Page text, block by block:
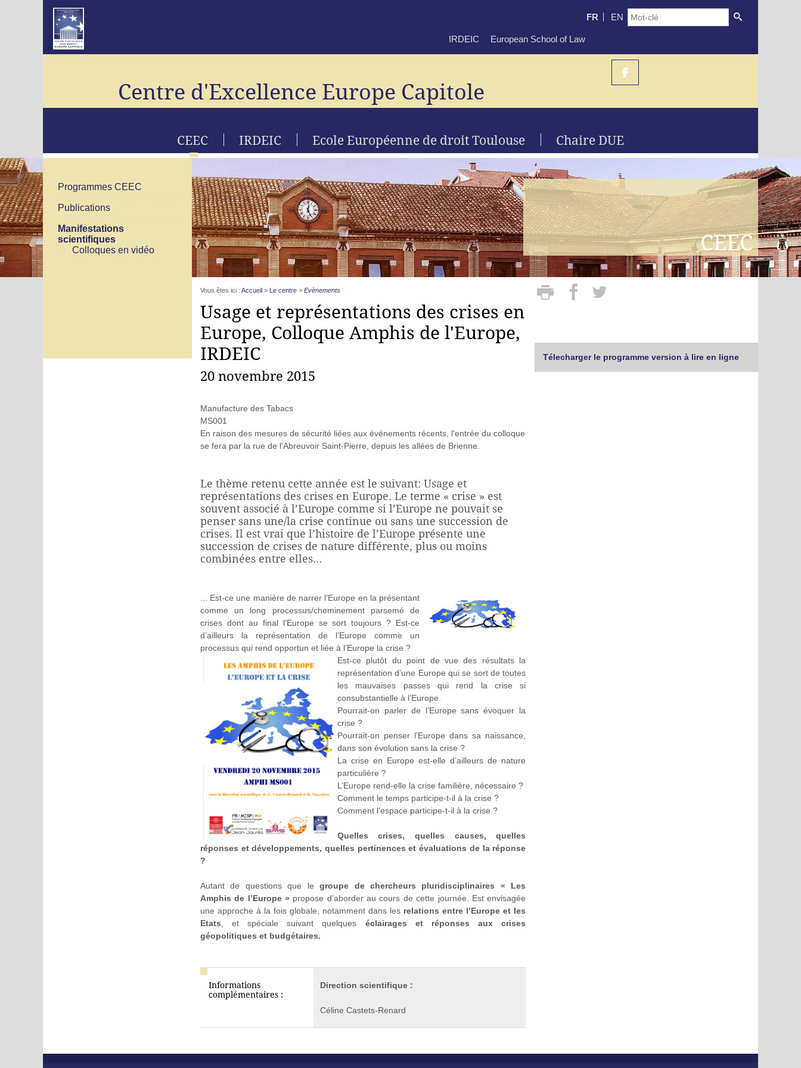
FR EN
Centre d'Excellence Europe Capitole
CEEC IRDEIC Ecole Européenne de droit Toulouse Chaire DUE
CEEC
Programmes CEEC
Publications
Manifestations
scientifiques
Colloques en vidéo
Vous êtes ici : Accueil > Le centre> Evènements
Usage et représentations des crises en
Europe, Colloque Amphis de l'Europe,
IRDEIC
20 novembre 2015
Manufacture des Tabacs
MS001
En raison des mesures de sécurité liées aux événements récents, l'entrée du colloque
se fera par la rue de l'Abreuvoir Saint-Pierre, depuis les allées de Brienne.
Le thème retenu cette année est le suivant: Usage et
représentations des crises en Europe. Le terme « crise » est
souvent associé à l’Europe comme si l’Europe ne pouvait se
penser sans une/la crise continue ou sans une succession de
crises. Il est vrai que l’histoire de l’Europe présente une
succession de crises de nature différente, plus ou moins
combinées entre elles...
... Est-ce une manière de narrer l’Europe en la présentant
comme un long processus/cheminement parsemé de
crises dont au final l’Europe se sort toujours ? Est-ce
d’ailleurs la représentation de l’Europe comme un
processus qui rend opportun et liée à l’Europe la crise ?
Est-ce plutôt du point de vue des résultats la
représentation d’une Europe qui se sort de toutes
les mauvaises passes qui rend la crise si
consubstantielle à l’Europe.
Pourrait-on parler de l’Europe sans évoquer la
crise ?
Pourrait-on penser l’Europe dans sa naissance,
dans son évolution sans la crise ?
La crise en Europe est-elle d’ailleurs de nature
particulière ?
L’Europe rend-elle la crise familière, nécessaire ?
Comment le temps participe-t-il à la crise ?
Comment l’espace participe-t-il à la crise ?
Quelles crises, quelles causes, quelles
réponses et développements, quelles pertinences et évaluations de la réponse
?
Autant de questions que legroupe de chercheurs pluridisciplinaires « Les
Amphis de l’Europe » propose d’aborder au cours de cette journée. Est envisagée
une approche à la fois globale, notamment dans les relations entre l’Europe et les
Etats, et spéciale suivant quelques éclairages et réponses aux crises
géopolitiques et budgétaires.
Informations
complémentaires :
Direction scientifique :
Céline Castets-Renard
Télecharger le programme version à lire en ligne
IRDEIC European School of Law